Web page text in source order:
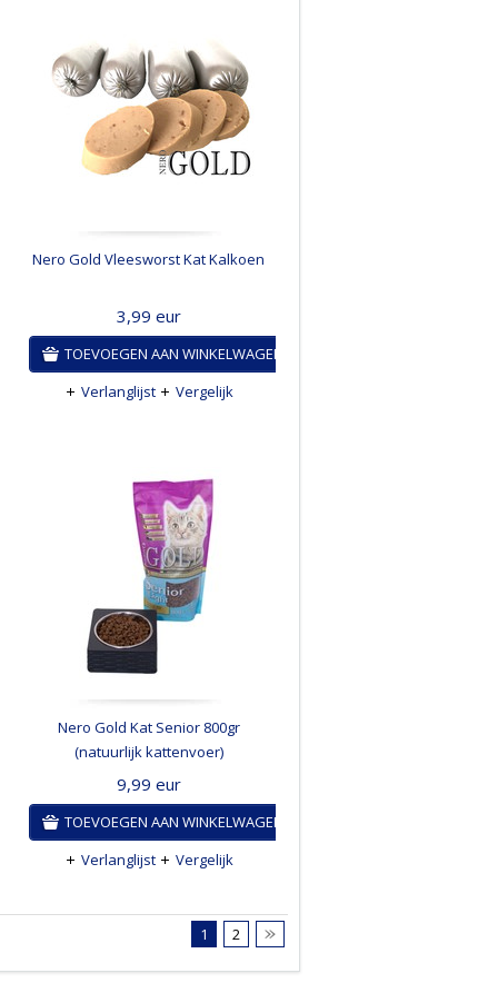
Nero Gold Vleesworst Kat Kalkoen
3,99 eur
TOEVOEGEN AAN WINKELWAGEN
Verlanglijst
Vergelijk
Nero Gold Kat Senior 800gr
(natuurlijk kattenvoer)
9,99 eur
TOEVOEGEN AAN WINKELWAGEN
Verlanglijst
Vergelijk
1 2